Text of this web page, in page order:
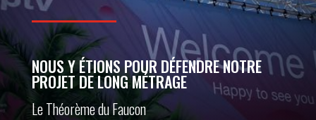
NOUS Y ÉTIONS POUR DÉFENDRE NOTRE
PROJET DE LONG MÉTRAGE
Le Théorème du Faucon